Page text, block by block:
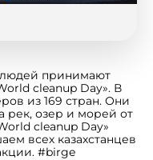
принимают
cleanup Day». В
из 169 стран. Они
рек, озер и морей от
cleanup Day»
всех казахстанцев
#birge